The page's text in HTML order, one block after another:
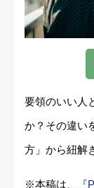
要領のいい人
か？その違い
方」から紐解
※本稿は、